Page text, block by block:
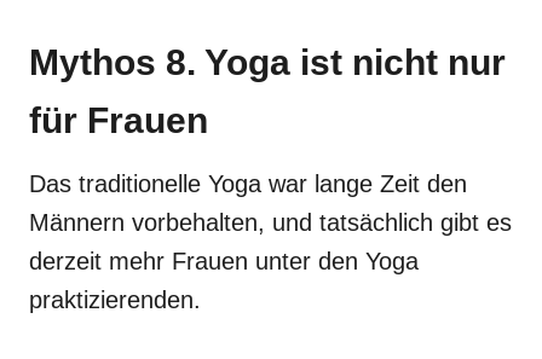
Mythos 8. Yoga ist nicht nur
für Frauen
Das traditionelle Yoga war lange Zeit den
Männern vorbehalten, und tatsächlich gibt es
derzeit mehr Frauen unter den Yoga
praktizierenden.